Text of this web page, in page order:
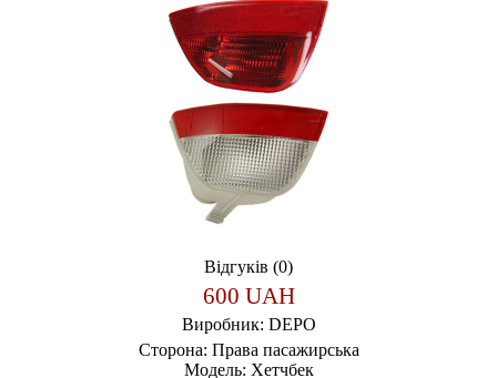
Відгуків (0)
600 UAH
Виробник: DEPO
Сторона: Права пасажирська
Модель: Хетчбек